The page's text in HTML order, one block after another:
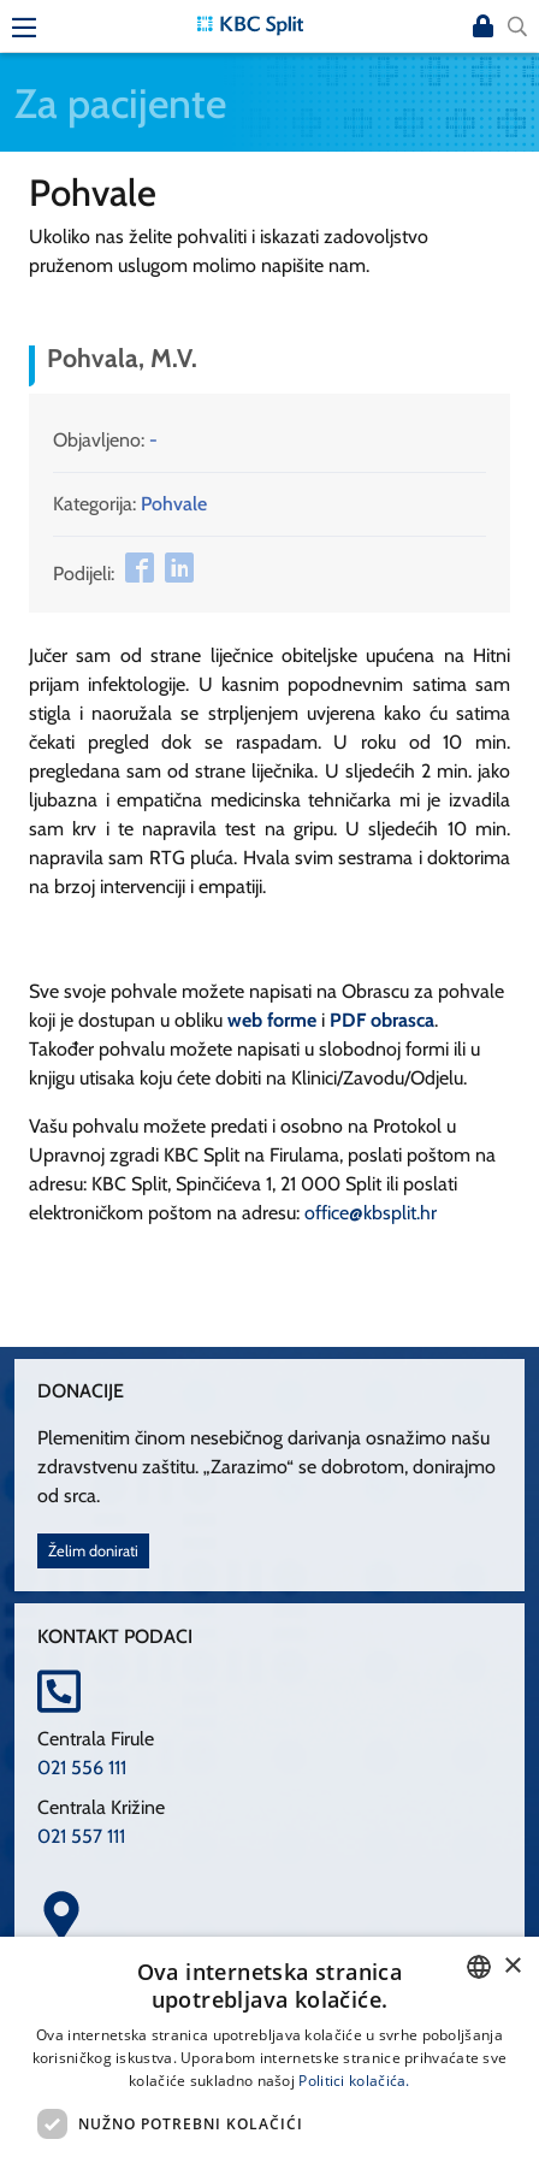
Za pacijente
Pohvale
Ukoliko nas želite pohvaliti i iskazati zadovoljstvo
pruženom uslugom molimo napišite nam.
Pohvala, M.V.
Objavljeno: -
Kategorija: Pohvale
Podijeli:
​Jučer sam od strane liječnice obiteljske upućena na Hitni
prijam infektologije. U kasnim popodnevnim satima sam
stigla i naoružala se strpljenjem uvjerena kako ću satima
čekati pregled dok se raspadam. U roku od 10 min.
pregledana sam od strane liječnika. U sljedećih 2 min. jako
ljubazna i empatična medicinska tehničarka mi je izvadila
sam krv i te napravila test na gripu. U sljedećih 10 min.
napravila sam RTG pluća. Hvala svim sestrama i doktorima
na brzoj intervenciji i empatiji.
Sve svoje pohvale možete napisati na Obrascu za pohvale
koji je dostupan u obliku web forme i PDF obrasca.
Također pohvalu možete napisati u slobodnoj formi ili u
knjigu utisaka koju ćete dobiti na Klinici/Zavodu/Odjelu.
Vašu pohvalu možete predati i osobno na Protokol u
Upravnoj zgradi KBC Split na Firulama, poslati poštom na
adresu: KBC Split, Spinčićeva 1, 21 000 Split ili poslati
elektroničkom poštom na adresu: office@kbsplit.hr
DONACIJE
Plemenitim činom nesebičnog darivanja osnažimo našu
zdravstvenu zaštitu. „Zarazimo“ se dobrotom, donirajmo
od srca.
Želim donirati
KONTAKT PODACI
Centrala Firule
021 556 111
Centrala Križine
021 557 111
Spinčićeva 1, 21000 Split
CROATIAN
×
Ova internetska stranica
upotrebljava kolačiće.
Ova internetska stranica upotrebljava kolačiće u svrhe poboljšanja
korisničkog iskustva. Uporabom internetske stranice prihvaćate sve
kolačiće sukladno našoj Politici kolačića.
NUŽNO POTREBNI KOLAČIĆI